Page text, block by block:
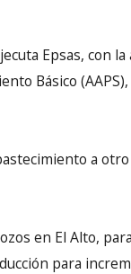
Epsas, con
Básico
a
en El Alto,
para